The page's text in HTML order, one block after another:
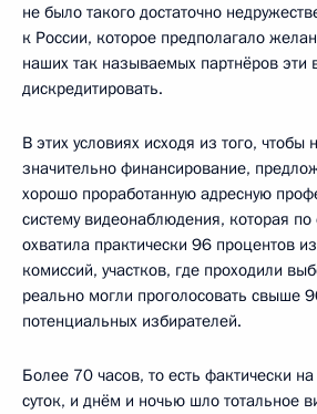
не было такого достаточно
к России, которое предполагало
наших так называемых партнёров эти
дискредитировать.
В этих условиях исходя из того, чтобы
значительно финансирование,
хорошо проработанную адресную
систему видеонаблюдения, которая
охватила практически 96 процентов
комиссий, участков, где проходили
реально могли проголосовать свыше
потенциальных избирателей.
Более 70 часов, то есть фактически
суток, и днём и ночью шло тотальное